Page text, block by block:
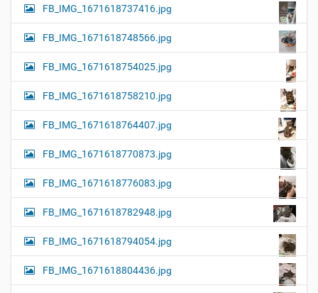
FB_IMG_1671618737416.jpg
FB_IMG_1671618748566.jpg
FB_IMG_1671618754025.jpg
FB_IMG_1671618758210.jpg
FB_IMG_1671618764407.jpg
FB_IMG_1671618770873.jpg
FB_IMG_1671618776083.jpg
FB_IMG_1671618782948.jpg
FB_IMG_1671618794054.jpg
FB_IMG_1671618804436.jpg